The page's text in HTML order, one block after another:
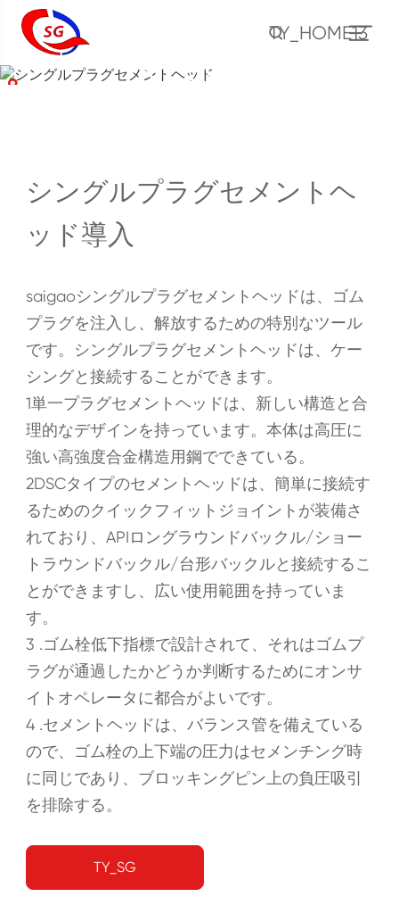
TY_HOME13
シングルプラグセメン
トヘッド
シングルプラグセメントヘ
ッド導入
saigaoシングルプラグセメントヘッドは、ゴム
プラグを注入し、解放するための特別なツール
です。シングルプラグセメントヘッドは、ケー
シングと接続することができます。
1単一プラグセメントヘッドは、新しい構造と合
理的なデザインを持っています。本体は高圧に
強い高強度合金構造用鋼でできている。
2DSCタイプのセメントヘッドは、簡単に接続す
るためのクイックフィットジョイントが装備さ
れており、APIロングラウンドバックル/ショー
トラウンドバックル/台形バックルと接続するこ
とができますし、広い使用範囲を持っていま
す。
3 .ゴム栓低下指標で設計されて、それはゴムプ
ラグが通過したかどうか判断するためにオンサ
イトオペレータに都合がよいです。
4 .セメントヘッドは、バランス管を備えている
ので、ゴム栓の上下端の圧力はセメンチング時
に同じであり、ブロッキングピン上の負圧吸引
を排除する。
TY_SG